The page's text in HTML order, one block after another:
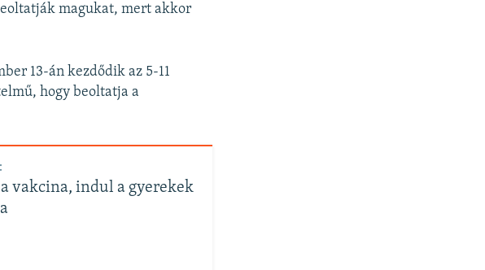
magukat, mert akkor
13-án kezdődik az 5-11
hogy beoltatja a
vakcina, indul a gyerekek